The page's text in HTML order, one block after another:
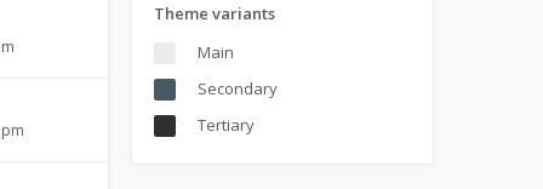
Theme variants
Main
Secondary
Tertiary